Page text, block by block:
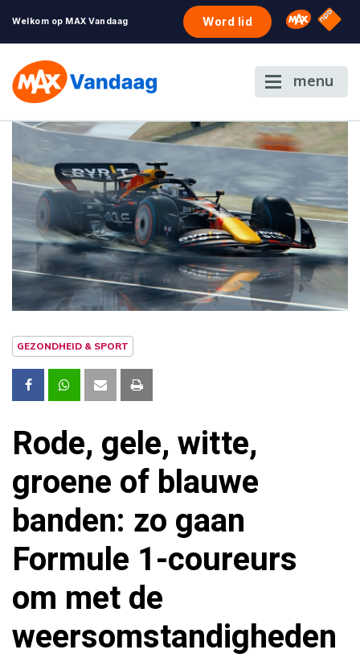
Welkom op MAX Vandaag Word lid Omroep
NPO
menu
GEZONDHEID & SPORT
Rode, gele, witte,
groene of blauwe
banden: zo gaan
Formule 1-coureurs
om met de
weersomstandigheden